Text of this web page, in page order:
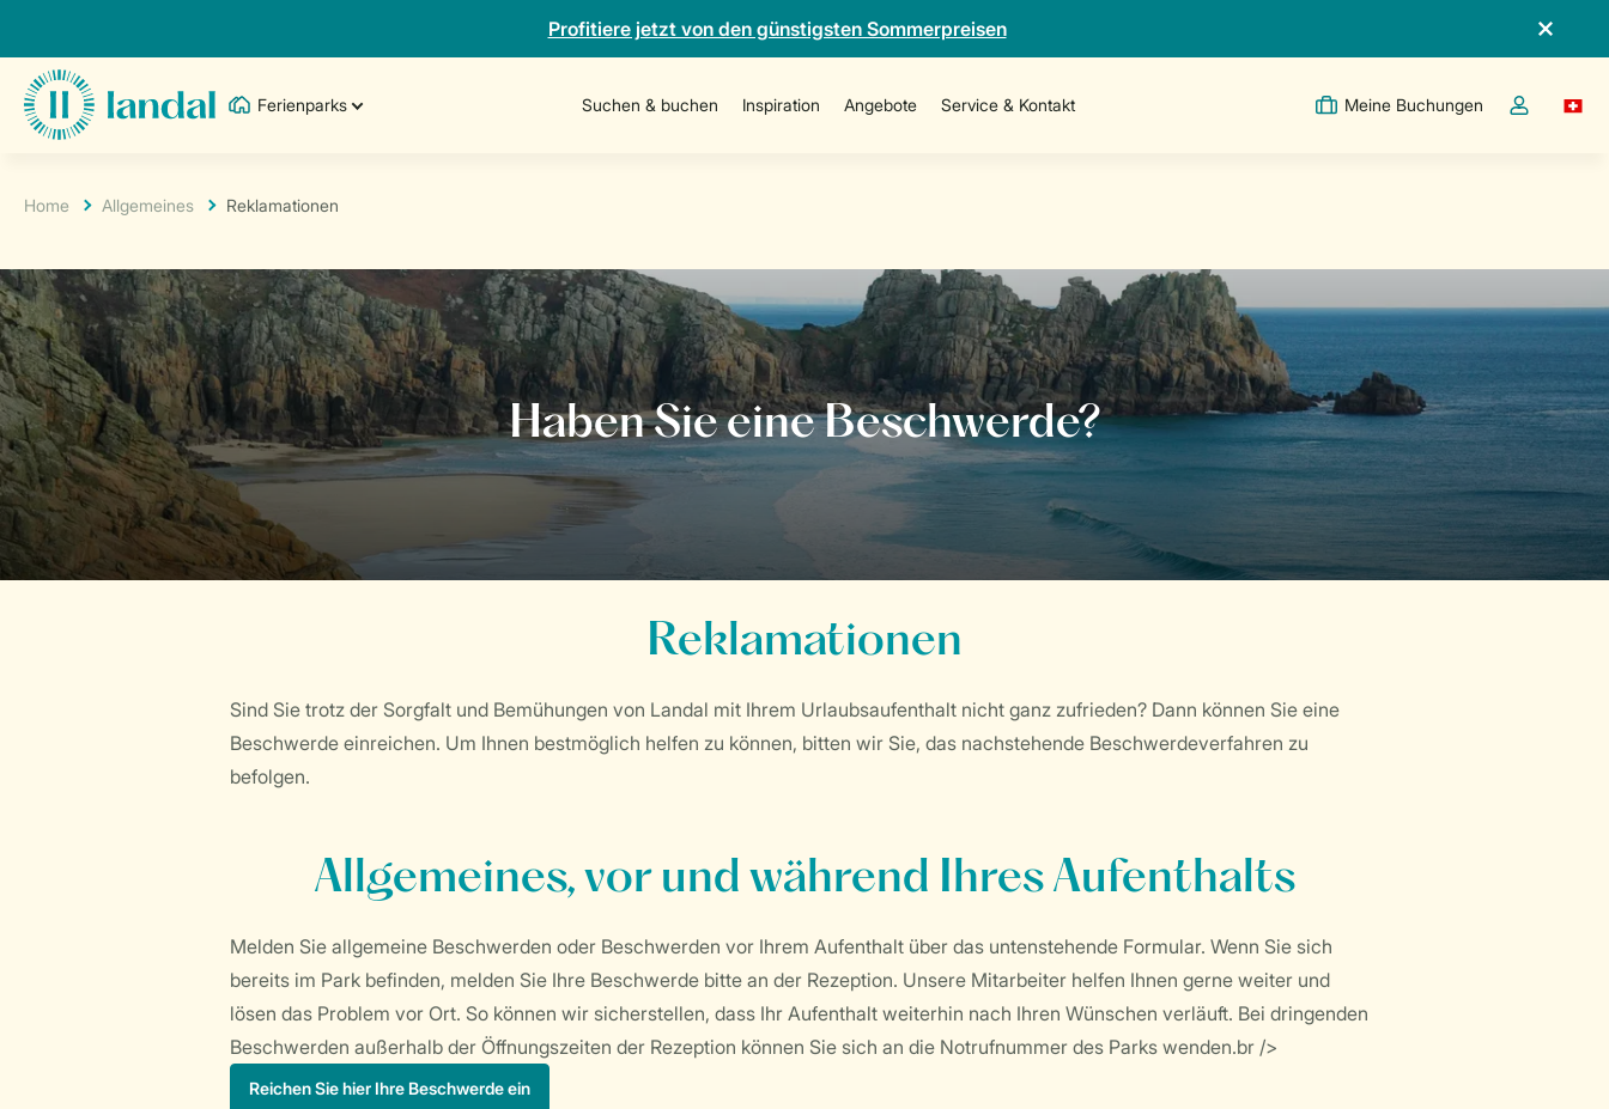
Profitiere jetzt von den günstigsten Sommerpreisen
Ferienparks Suchen & buchen Inspiration Angebote Service & Kontakt Meine Buchungen
Dropdown-
Home Allgemeines Reklamationen
Reklamationen
Sind Sie trotz der Sorgfalt und Bemühungen von Landal mit Ihrem Urlaubsaufenthalt nicht ganz zufrieden? Dann können Sie eine
Beschwerde einreichen. Um Ihnen bestmöglich helfen zu können, bitten wir Sie, das nachstehende Beschwerdeverfahren zu
befolgen.
Allgemeines, vor und während Ihres Aufenthalts
Melden Sie allgemeine Beschwerden oder Beschwerden vor Ihrem Aufenthalt über das untenstehende Formular. Wenn Sie sich
bereits im Park befinden, melden Sie Ihre Beschwerde bitte an der Rezeption. Unsere Mitarbeiter helfen Ihnen gerne weiter und
lösen das Problem vor Ort. So können wir sicherstellen, dass Ihr Aufenthalt weiterhin nach Ihren Wünschen verläuft. Bei dringenden
Beschwerden außerhalb der Öffnungszeiten der Rezeption können Sie sich an die Notrufnummer des Parks wenden.br />